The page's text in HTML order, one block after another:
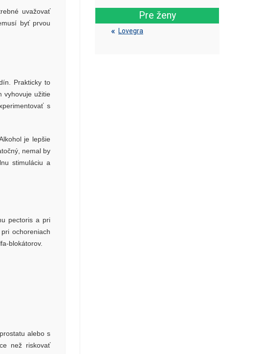
uvažovať
byť prvou
Prakticky to
vyhovuje užitie
s
je lepšie
nemal by
stimuláciu a
pectoris a pri
ochoreniach
blokátorov.
alebo s
než riskovať
Pre ženy
Lovegra